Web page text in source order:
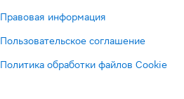
Правовая информация
Пользовательское соглашение
Политика обработки файлов Cookie